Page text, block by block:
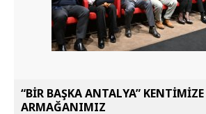
“BİR BAŞKA ANTALYA” KENTİMİZE
ARMAĞANIMIZ